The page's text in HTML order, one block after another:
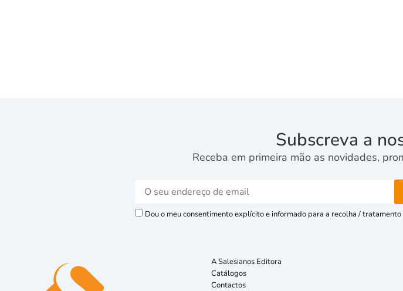
Subscreva a
Receba em primeira mão as novidades,
Dou o meu consentimento explícito e informado para a recolha /
A Salesianos Editora
Catálogos
Contactos